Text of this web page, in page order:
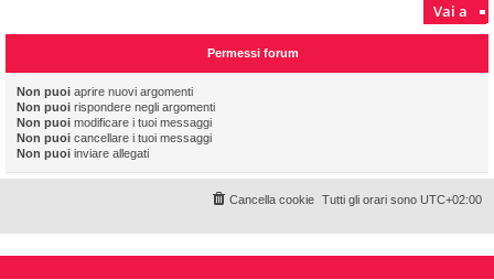
Vai a
Permessi forum
Non puoi aprire nuovi argomenti
Non puoi rispondere negli argomenti
Non puoi modificare i tuoi messaggi
Non puoi cancellare i tuoi messaggi
Non puoi inviare allegati
Tutti gli orari sono UTC+02:00
Cancella cookie